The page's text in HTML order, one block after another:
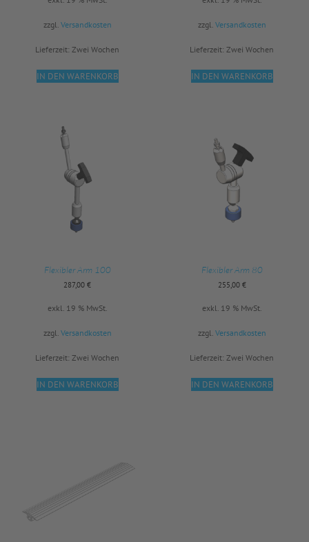
zzgl. Versandkosten
Lieferzeit: Zwei Wochen
IN DEN WARENKORB
zzgl. Versandkosten
Lieferzeit: Zwei Wochen
IN DEN WARENKORB
Flexibler Arm 100
287,00 €
exkl. 19 % MwSt.
zzgl. Versandkosten
Lieferzeit: Zwei Wochen
IN DEN WARENKORB
Flexibler Arm 80
255,00 €
exkl. 19 % MwSt.
zzgl. Versandkosten
Lieferzeit: Zwei Wochen
IN DEN WARENKORB